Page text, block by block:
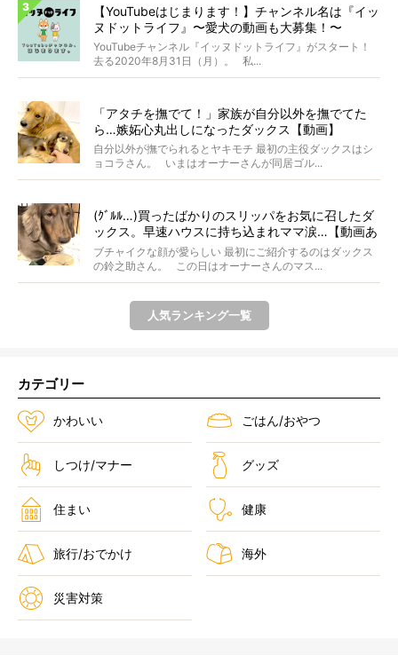
【YouTubeはじまります！】チャンネル名は『イッ
ヌドットライフ』〜愛犬の動画も大募集！〜
YouTubeチャンネル『イッヌドットライフ』がスタート！
去る2020年8月31日（月）。 私...
「アタチを撫でて！」家族が自分以外を撫でてた
ら…嫉妬心丸出しになったダックス【動画】
自分以外が撫でられるとヤキモチ 最初の主役ダックスはシ
ョコラさん。 いまはオーナーさんが同居ゴル...
(ｸﾞﾙﾙ…)買ったばかりのスリッパをお気に召したダ
ックス。早速ハウスに持ち込まれママ涙…【動画あ
り】
ブチャイクな顔が愛らしい 最初にご紹介するのはダックス
の鈴之助さん。 この日はオーナーさんのマス...
人気ランキング一覧
カテゴリー
かわいい ごはん/おやつ
しつけ/マナー グッズ
住まい 健康
旅行/おでかけ 海外
災害対策